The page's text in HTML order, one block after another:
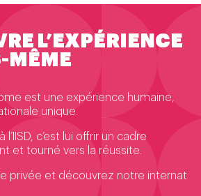
L’EXPÉRIENCE
MÊME
est une expérience humaine,
unique.
c’est lui offrir un cadre
et tourné vers la réussite.
privée et découvrez notre internat